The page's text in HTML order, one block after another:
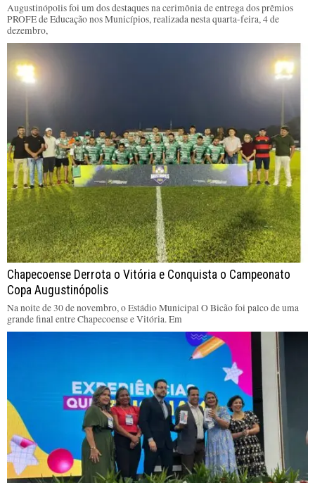
Augustinópolis foi um dos destaques na cerimônia de entrega dos prêmios
PROFE de Educação nos Municípios, realizada nesta quarta-feira, 4 de
dezembro,
Chapecoense Derrota o Vitória e Conquista o Campeonato
Copa Augustinópolis
Na noite de 30 de novembro, o Estádio Municipal O Bicão foi palco de uma
grande final entre Chapecoense e Vitória. Em